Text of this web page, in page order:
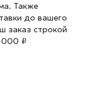
Также
до вашего
заказ строкой
000 ₽